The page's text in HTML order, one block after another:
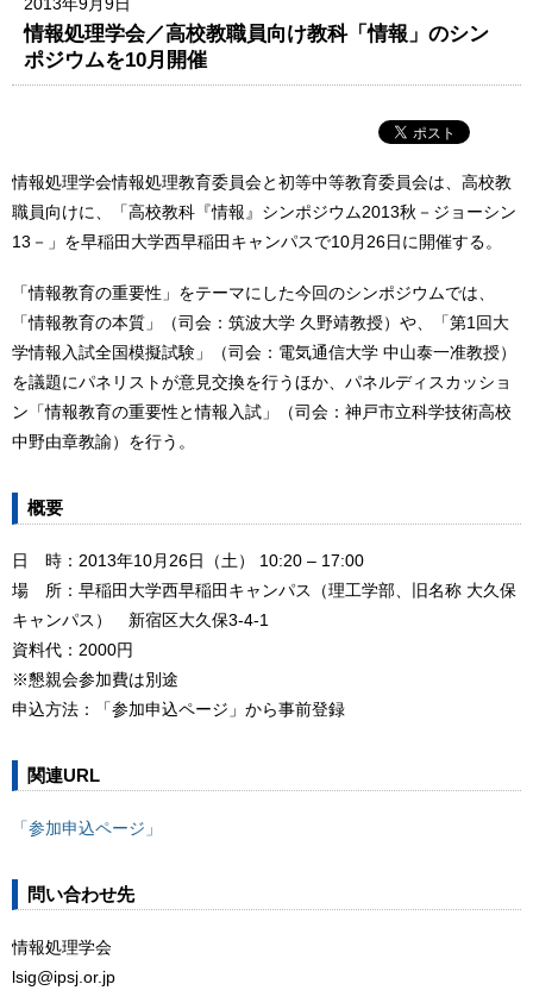
2013年9月9日
情報処理学会／高校教職員向け教科「情報」のシン
ポジウムを10月開催
情報処理学会情報処理教育委員会と初等中等教育委員会は、高校教
職員向けに、「高校教科『情報』シンポジウム2013秋－ジョーシン
13－」を早稲田大学西早稲田キャンパスで10月26日に開催する。
「情報教育の重要性」をテーマにした今回のシンポジウムでは、
「情報教育の本質」（司会：筑波大学 久野靖教授）や、「第1回大
学情報入試全国模擬試験」（司会：電気通信大学 中山泰一准教授）
を議題にパネリストが意見交換を行うほか、パネルディスカッショ
ン「情報教育の重要性と情報入試」（司会：神戸市立科学技術高校
中野由章教諭）を行う。
概要
日 時：2013年10月26日（土） 10:20 – 17:00
場 所：早稲田大学西早稲田キャンパス（理工学部、旧名称 大久保
キャンパス） 新宿区大久保3-4-1
資料代：2000円
※懇親会参加費は別途
申込方法：「参加申込ページ」から事前登録
関連URL
「参加申込ページ」
問い合わせ先
情報処理学会
lsig@ipsj.or.jp